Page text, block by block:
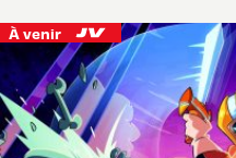
À venir